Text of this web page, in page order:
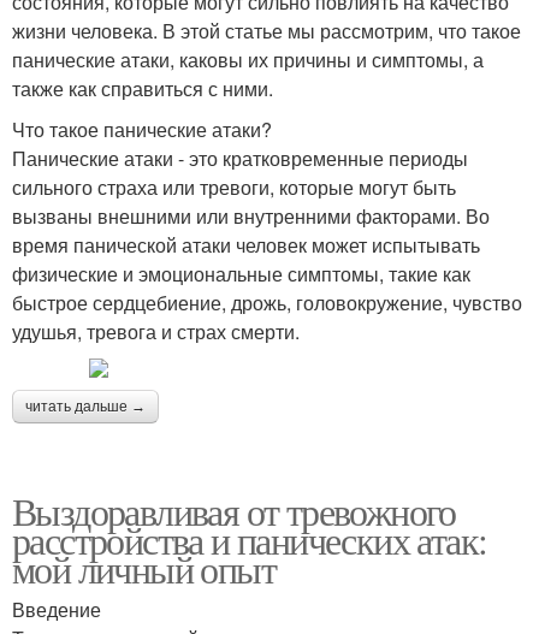
жизни человека. В этой статье мы рассмотрим, что такое
панические атаки, каковы их причины и симптомы, а
также как справиться с ними.
Что такое панические атаки?
Панические атаки - это кратковременные периоды
сильного страха или тревоги, которые могут быть
вызваны внешними или внутренними факторами. Во
время панической атаки человек может испытывать
физические и эмоциональные симптомы, такие как
быстрое сердцебиение, дрожь, головокружение, чувство
удушья, тревога и страх смерти.
читать дальше →
Выздоравливая от тревожного
расстройства и панических атак:
мой личный опыт
Введение